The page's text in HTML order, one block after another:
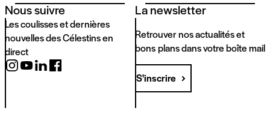
Nous suivre
Les coulisses et dernières
nouvelles des Célestins en
direct
La newsletter
Retrouver nos actualités et
bons plans dans votre boîte mail
S'inscrire